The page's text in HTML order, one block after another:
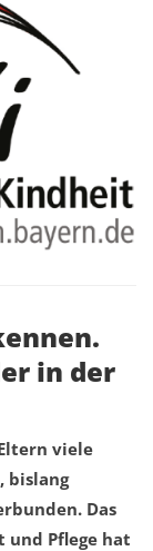
in der
viele
bislang
Das
und Pflege hat